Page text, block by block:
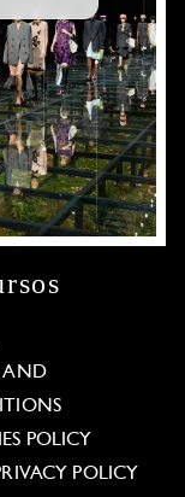
AND
POLICY
POLICY